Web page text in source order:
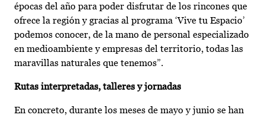
épocas del año para poder disfrutar de los rincones que
ofrece la región y gracias al programa ‘Vive tu Espacio’
podemos conocer, de la mano de personal especializado
en medioambiente y empresas del territorio, todas las
maravillas naturales que tenemos”.
Rutas interpretadas, talleres y jornadas
En concreto, durante los meses de mayo y junio se han